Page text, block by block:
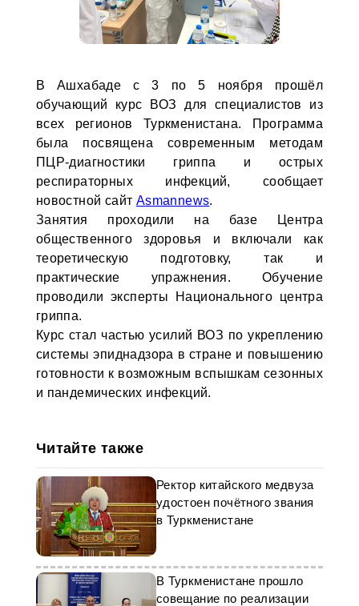
В Ашхабаде с 3 по 5 ноября прошёл
обучающий курс ВОЗ для специалистов из
всех регионов Туркменистана. Программа
была посвящена современным методам
ПЦР-диагностики гриппа и острых
респираторных инфекций, сообщает
новостной сайт Asmannews.
Занятия проходили на базе Центра
общественного здоровья и включали как
теоретическую подготовку, так и
практические упражнения. Обучение
проводили эксперты Национального центра
гриппа.
Курс стал частью усилий ВОЗ по укреплению
системы эпиднадзора в стране и повышению
готовности к возможным вспышкам сезонных
и пандемических инфекций.
Читайте также
Ректор китайского медвуза
удостоен почётного звания
в Туркменистане
В Туркменистане прошло
совещание по реализации